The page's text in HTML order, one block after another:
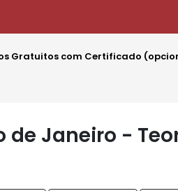
Gratuitos com Certificado
de Janeiro -